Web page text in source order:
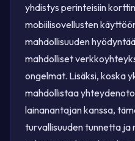
yhdistys perinteisiin
mobiilisovellusten
mahdollisuuden
mahdolliset
ongelmat. Lisäksi, koska
mahdollistaa
lainanantajan kanssa,
turvallisuuden tunnetta ja